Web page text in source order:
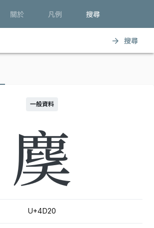
關於 凡例 搜尋
arrow_forward 搜尋
一般資料
䴠
U+4D20